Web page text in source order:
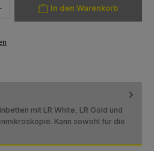
In den Warenkorb
mit LR White, LR Gold und
Kann sowohl für die